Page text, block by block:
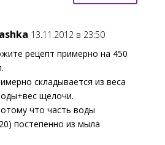
13.11.2012 в 23:50
рецепт примерно на 450
складывается из веса
щелочи.
что часть воды
постепенно из мыла